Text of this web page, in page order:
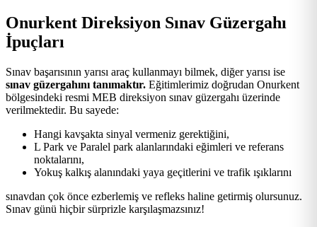
Onurkent Direksiyon Sınav Güzergahı
İpuçları
Sınav başarısının yarısı araç kullanmayı bilmek, diğer yarısı ise
sınav güzergahını tanımaktır. Eğitimlerimiz doğrudan Onurkent
bölgesindeki resmi MEB direksiyon sınav güzergahı üzerinde
verilmektedir. Bu sayede:
Hangi kavşakta sinyal vermeniz gerektiğini,
L Park ve Paralel park alanlarındaki eğimleri ve referans
noktalarını,
Yokuş kalkış alanındaki yaya geçitlerini ve trafik ışıklarını
sınavdan çok önce ezberlemiş ve refleks haline getirmiş olursunuz.
Sınav günü hiçbir sürprizle karşılaşmazsınız!